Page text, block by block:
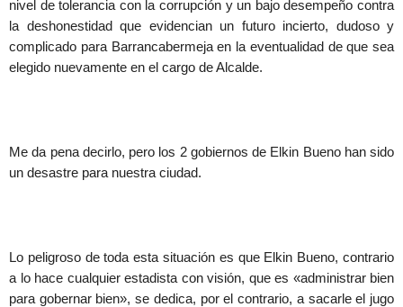
nivel de tolerancia con la corrupción y un bajo desempeño contra
la deshonestidad que evidencian un futuro incierto, dudoso y
complicado para Barrancabermeja en la eventualidad de que sea
elegido nuevamente en el cargo de Alcalde.
Me da pena decirlo, pero los 2 gobiernos de Elkin Bueno han sido
un desastre para nuestra ciudad.
Lo peligroso de toda esta situación es que Elkin Bueno, contrario
a lo hace cualquier estadista con visión, que es «administrar bien
para gobernar bien», se dedica, por el contrario, a sacarle el jugo